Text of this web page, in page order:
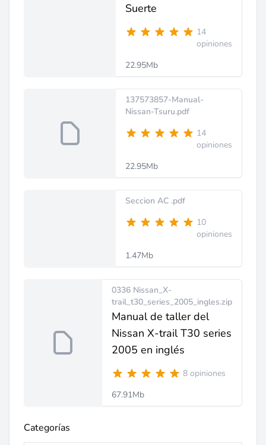
Suerte
14
opiniones
22.95Mb
137573857-Manual-
Nissan-Tsuru.pdf
14
opiniones
22.95Mb
Seccion AC .pdf
10
opiniones
1.47Mb
0336 Nissan_X-
trail_t30_series_2005_ingles.zip
Manual de taller del
Nissan X-trail T30 series
2005 en inglés
8 opiniones
67.91Mb
Categorías